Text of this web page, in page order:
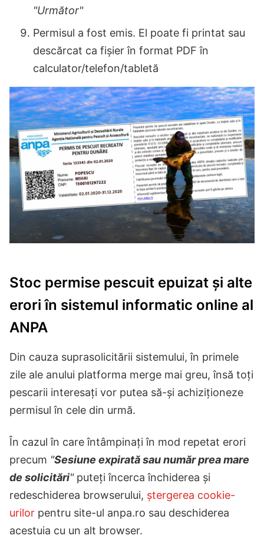
"Următor"
Permisul a fost emis. El poate fi printat sau
descărcat ca fișier în format PDF în
calculator/telefon/tabletă
Stoc permise pescuit epuizat și alte
erori în sistemul informatic online al
ANPA
Din cauza suprasolicitării sistemului, în primele
zile ale anului platforma merge mai greu, însă toți
pescarii interesați vor putea să-și achiziționeze
permisul în cele din urmă.
În cazul în care întâmpinați în mod repetat erori
precum "Sesiune expirată sau număr prea mare
de solicitări"puteți încerca închiderea și
redeschiderea browserului, ștergerea cookie-
urilor pentru site-ul anpa.ro sau deschiderea
acestuia cu un alt browser.